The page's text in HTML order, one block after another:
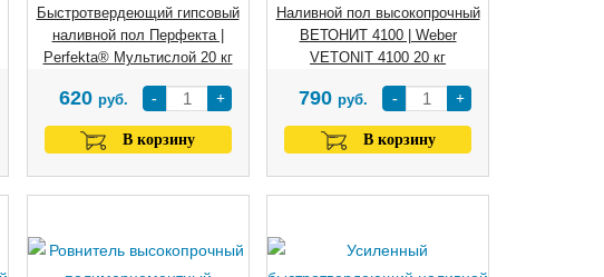
Быстротвердеющий гипсовый
наливной пол Перфекта |
Perfekta® Мультислой 20 кг
- +
620 руб.
В корзину
Наливной пол высокопрочный
ВЕТОНИТ 4100 | Weber
VETONIT 4100 20 кг
- +
790 руб.
В корзину